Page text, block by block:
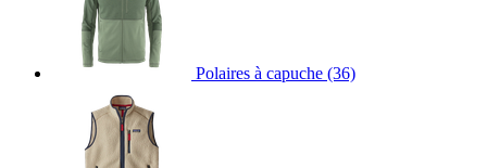
Polaires à capuche (36)